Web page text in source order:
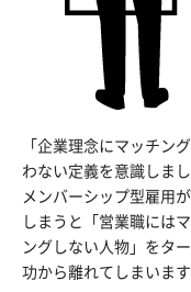
「企業理念にマッチン
わない定義を意識しまし
メンバーシップ型雇用
しまうと「営業職には
ングしない人物」をタ
功から離れてしまいます